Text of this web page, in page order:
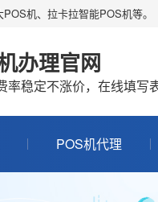
机、拉卡拉智能POS机等。
办理官网
稳定不涨价，在线填写
POS机代理